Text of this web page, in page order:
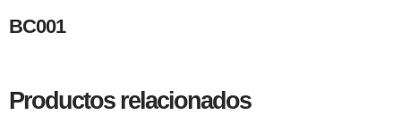
BC001
Productos relacionados